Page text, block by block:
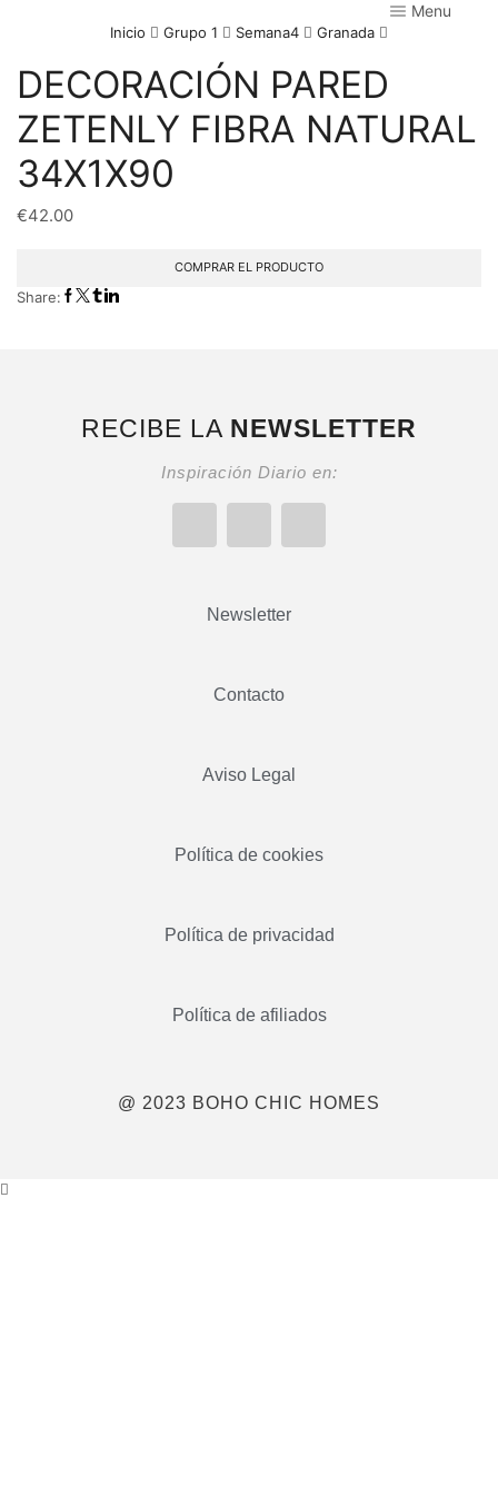
Menu
Inicio Grupo 1 Semana4 Granada
DECORACIÓN PARED
ZETENLY FIBRA NATURAL
34X1X90
€42.00
COMPRAR EL PRODUCTO
Share:
RECIBE LA NEWSLETTER
Inspiración Diario en:
Newsletter
Contacto
Aviso Legal
Política de cookies
Política de privacidad
Política de afiliados
@ 2023 BOHO CHIC HOMES